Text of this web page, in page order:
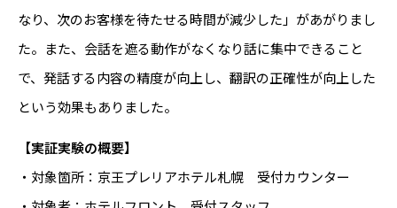
なり、次のお客様を待たせる時間が減少した」があがりまし
た。また、会話を遮る動作がなくなり話に集中できること
で、発話する内容の精度が向上し、翻訳の正確性が向上した
という効果もありました。
【実証実験の概要】
・対象箇所：京王プレリアホテル札幌 受付カウンター